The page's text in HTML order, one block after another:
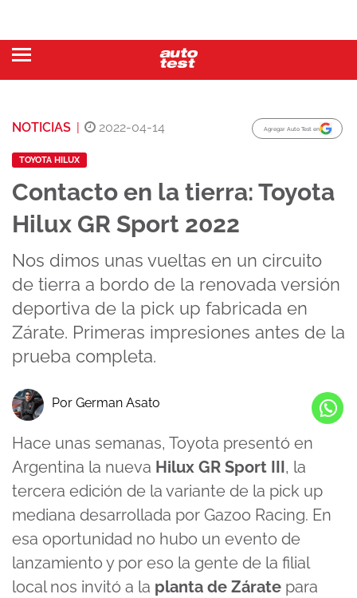
NOTICIAS | 2022-04-14 Agregar Auto Test en
TOYOTA HILUX
Contacto en la tierra: Toyota
Hilux GR Sport 2022
Nos dimos unas vueltas en un circuito
de tierra a bordo de la renovada versión
deportiva de la pick up fabricada en
Zárate. Primeras impresiones antes de la
prueba completa.
Por German Asato
Hace unas semanas, Toyota presentó en
Argentina la nueva Hilux GR Sport III, la
tercera edición de la variante de la pick up
mediana desarrollada por Gazoo Racing. En
esa oportunidad no hubo un evento de
lanzamiento y por eso la gente de la filial
local nos invitó a la planta de Zárate para